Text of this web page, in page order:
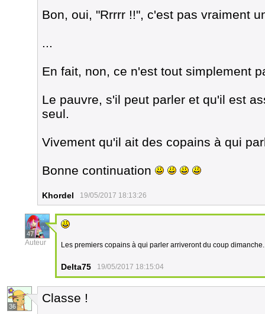
Bon, oui, "Rrrrr !!", c'est pas vraiment
...
En fait, non, ce n'est tout simplement
Le pauvre, s'il peut parler et qu'il est
seul.
Vivement qu'il ait des copains à qui
Bonne continuation
Khordel 19/05/2017 18:13:26
47
Auteur Les premiers copains à qui parler arriveront du coup
Delta75 19/05/2017 18:15:04
36
Classe !